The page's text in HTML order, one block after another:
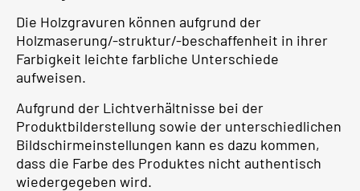
Die Holzgravuren können aufgrund der
Holzmaserung/-struktur/-beschaffenheit in ihrer
Farbigkeit leichte farbliche Unterschiede
aufweisen.
Aufgrund der Lichtverhältnisse bei der
Produktbilderstellung sowie der unterschiedlichen
Bildschirmeinstellungen kann es dazu kommen,
dass die Farbe des Produktes nicht authentisch
wiedergegeben wird.